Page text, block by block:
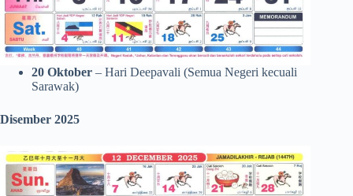
20 Oktober – Hari Deepavali (Semua Negeri kecuali
Sarawak)
Disember 2025